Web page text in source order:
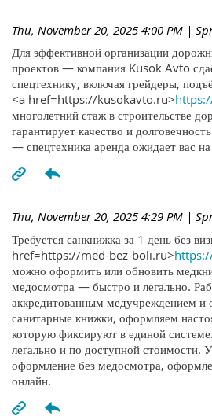
Thu, November 20, 2025 4:00 PM |
Для эффективной организации
проектов — компания Kusok Avto
спецтехнику, включая грейдеры,
<a href=https://kusokavto.ru>
многолетний стаж в строительстве
гарантирует качество и
— спецтехника аренда ожидает вас на
Thu, November 20, 2025 4:29 PM |
Требуется санкнижка за 1 день без
href=https://med-bez-boli.ru>
можно оформить или обновить
медосмотра — быстро и легально.
аккредитованным медучреждением и
санитарные книжки, оформляем
которую фиксируют в единой
легально и по доступной стоимости.
оформление без медосмотра,
онлайн.